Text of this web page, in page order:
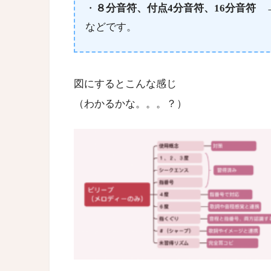
・ ８分音符、付点4分音符、16分音符
などです。
図にするとこんな感じ
（わかるかな。。。？）